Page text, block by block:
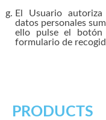
El Usuario
datos personales
ello pulse el botón
formulario de
PRODUCTS